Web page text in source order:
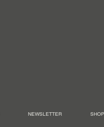
NEWSLETTER SHOP